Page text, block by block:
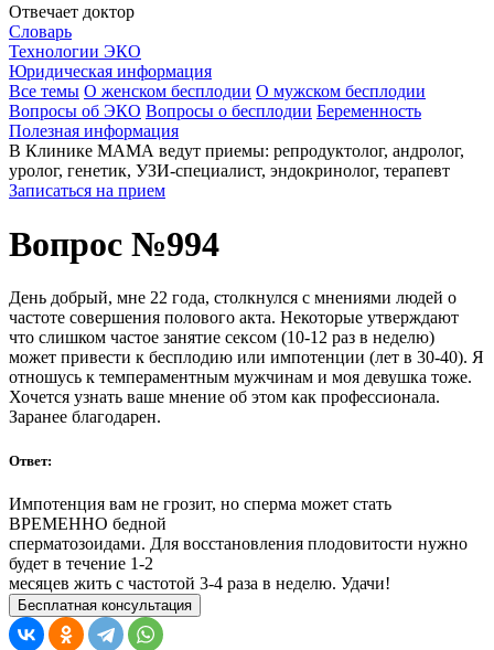
Отвечает доктор
Словарь
Технологии ЭКО
Юридическая информация
Все темы О женском бесплодии О мужском бесплодии
Вопросы об ЭКО Вопросы о бесплодии Беременность
Полезная информация
В Клинике МАМА ведут приемы: репродуктолог, андролог,
уролог, генетик, УЗИ-специалист, эндокринолог, терапевт
Записаться на прием
Вопрос №994
День добрый, мне 22 года, столкнулся с мнениями людей о
частоте совершения полового акта. Некоторые утверждают
что слишком частое занятие сексом (10-12 раз в неделю)
может привести к бесплодию или импотенции (лет в 30-40). Я
отношусь к темпераментным мужчинам и моя девушка тоже.
Хочется узнать ваше мнение об этом как профессионала.
Заранее благодарен.
Ответ:
Импотенция вам не грозит, но сперма может стать
ВРЕМЕННО бедной
сперматозоидами. Для восстановления плодовитости нужно
будет в течение 1-2
месяцев жить с частотой 3-4 раза в неделю. Удачи!
Бесплатная консультация